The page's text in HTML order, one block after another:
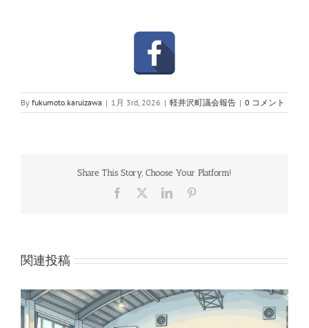
By fukumoto.karuizawa | 1月 3rd, 2026 | 軽井沢町議会報告 | 0 コメント
Share This Story, Choose Your Platform!
Facebook LinkedIn
関連投稿